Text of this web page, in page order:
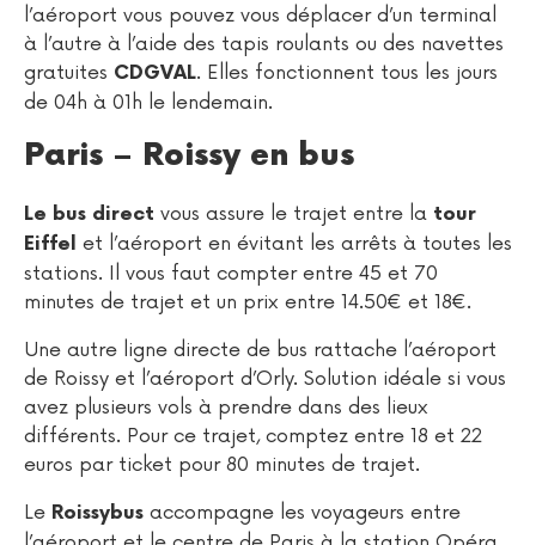
l’aéroport vous pouvez vous déplacer d’un terminal
à l’autre à l’aide des tapis roulants ou des navettes
gratuites CDGVAL. Elles fonctionnent tous les jours
de 04h à 01h le lendemain.
Paris – Roissy en bus
Le bus direct vous assure le trajet entre la tour
Eiffel et l’aéroport en évitant les arrêts à toutes les
stations. Il vous faut compter entre 45 et 70
minutes de trajet et un prix entre 14.50€ et 18€.
Une autre ligne directe de bus rattache l’aéroport
de Roissy et l’aéroport d’Orly. Solution idéale si vous
avez plusieurs vols à prendre dans des lieux
différents. Pour ce trajet, comptez entre 18 et 22
euros par ticket pour 80 minutes de trajet.
Le Roissybus accompagne les voyageurs entre